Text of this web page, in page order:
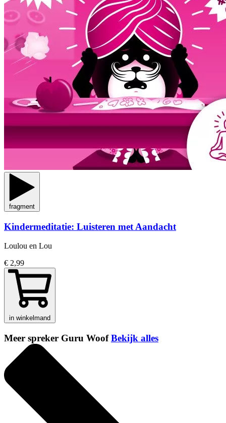
fragment
Kindermeditatie: Luisteren met Aandacht
Loulou en Lou
€ 2,99
in winkelmand
Meer spreker Guru WoofBekijk alles